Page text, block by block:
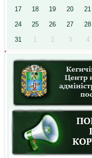
17 18 19 20 21
24 25 26 27 28
31 1 2 3 4